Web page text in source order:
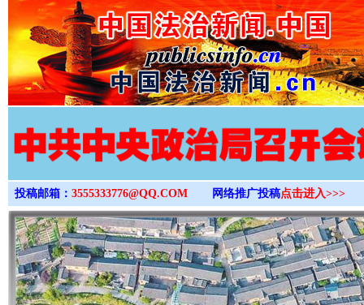
>
投稿邮箱： 3555333776@QQ.COM 网络推广投稿点击进入>>>